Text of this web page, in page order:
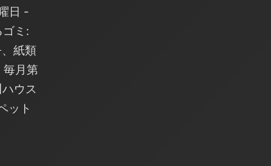
日 -
ミ:
紙類
月第
ウス
ット